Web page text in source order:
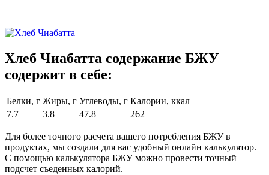
Хлеб Чиабатта содержание БЖУ
содержит в себе:
Белки, г Жиры, г Углеводы, г Калории, ккал
7.7
3.8 47.8 262
Для более точного расчета вашего потребления БЖУ в
продуктах, мы создали для вас удобный онлайн калькулятор.
С помощью калькулятора БЖУ можно провести точный
подсчет съеденных калорий.